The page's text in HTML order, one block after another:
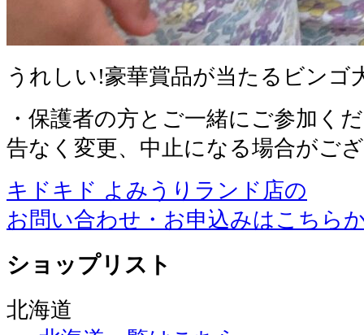
うれしい!豪華賞品が当たるビンゴ
・保護者の方とご一緒にご参加く
告なく変更、中止になる場合がご
キドキド よみうりランド店の
お問い合わせ・お申込みはこちら
ショップリスト
北海道